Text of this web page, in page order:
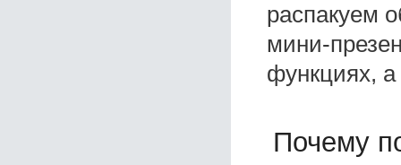
распакуем
мини-
функциях,
Почему